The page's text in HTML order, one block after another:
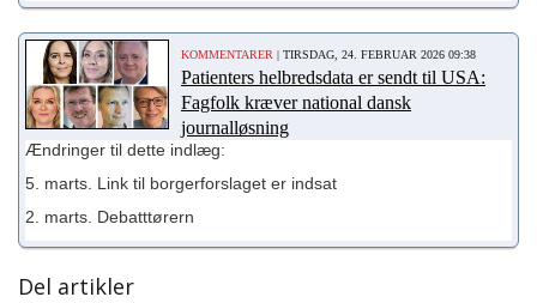
KOMMENTARER | TIRSDAG, 24. FEBRUAR 2026 09:38
Patienters helbredsdata er sendt til USA:
Fagfolk kræver national dansk
journalløsning
Ændringer til dette indlæg:
5. marts. Link til borgerforslaget er indsat
2. marts. Debatttørern
Del artikler